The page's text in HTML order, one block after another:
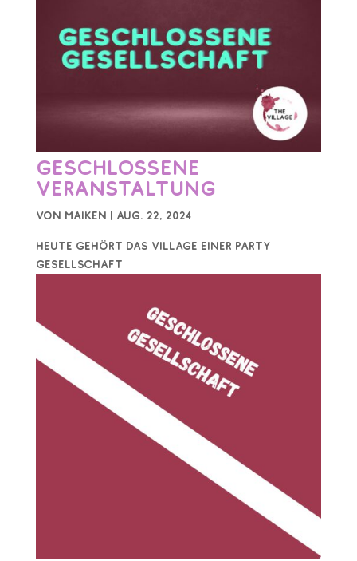
Geschlossene
Veranstaltung
von Maiken | Aug. 22, 2024
Heute gehört das Village einer Party
Gesellschaft